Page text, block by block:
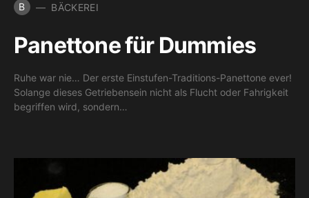
B BÄCKEREI
Panettone für Dummies
Ruhe war nie… Der erste Einstufen-Traditions-Panettone ever!
Solange dieses Getriebensein nicht als Flucht oder Fahrigkeit
begriffen wird, sondern…